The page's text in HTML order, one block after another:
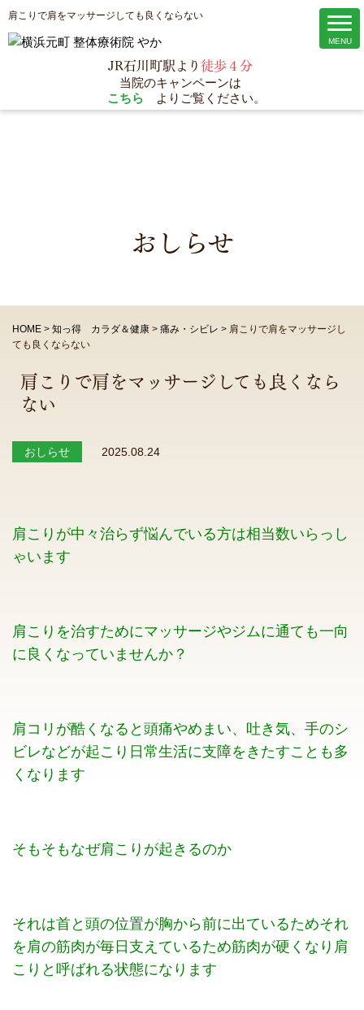
肩こりで肩をマッサージしても良くならない
JR石川町駅より徒歩４分
当院のキャンペーンは
こちら よりご覧ください。
おしらせ
HOME > 知っ得 カラダ＆健康 > 痛み・シビレ > 肩こりで肩をマッサージし
ても良くならない
肩こりで肩をマッサージしても良くなら
ない
おしらせ 2025.08.24
肩こりが中々治らず悩んでいる方は相当数いらっし
ゃいます
肩こりを治すためにマッサージやジムに通ても一向
に良くなっていませんか？
肩コリが酷くなると頭痛やめまい、吐き気、手のシ
ビレなどが起こり日常生活に支障をきたすことも多
くなります
そもそもなぜ肩こりが起きるのか
それは首と頭の位置が胸から前に出ているためそれ
を肩の筋肉が毎日支えているため筋肉が硬くなり肩
こりと呼ばれる状態になります